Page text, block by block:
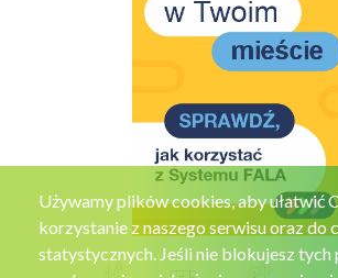
Używamy plików cookies, aby ułatwić
korzystanie z naszego serwisu oraz do
statystycznych. Jeśli nie blokujesz tych